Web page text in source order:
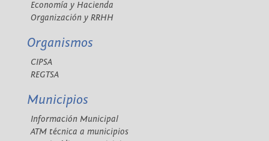
Economía y Hacienda
Organización y RRHH
Organismos
CIPSA
REGTSA
Municipios
Información Municipal
ATM técnica a municipios